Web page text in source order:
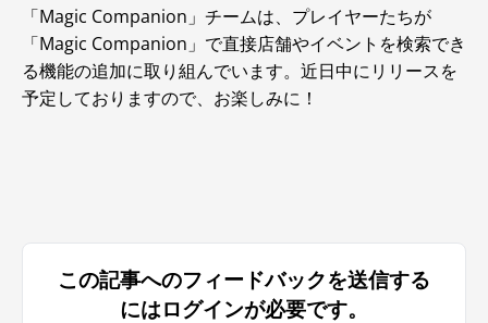
「Magic Companion」チームは、プレイヤーたちが
「Magic Companion」で直接店舗やイベントを検索でき
る機能の追加に取り組んでいます。近日中にリリースを
予定しておりますので、お楽しみに！
この記事へのフィードバックを送信する
にはログインが必要です。